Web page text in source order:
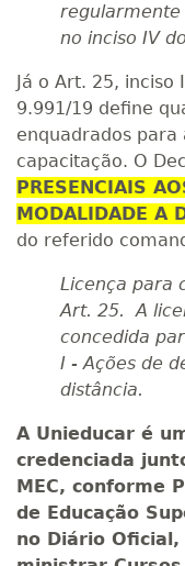
regularmente
no inciso IV
Já o Art. 25, inciso
9.991/19 define
enquadrados para
capacitação. O
PRESENCIAIS
MODALIDADE A
do referido
Licença para
Art. 25. A
concedida
I - Ações de
distância.
A Unieducar é
credenciada
MEC, conforme
de Educação
no Diário Oficial,